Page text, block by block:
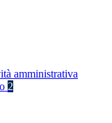
amministrativa
2